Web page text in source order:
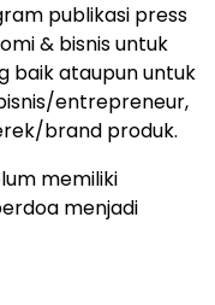
publikasi press
& bisnis untuk
baik ataupun untuk
entrepreneur,
brand produk.
memiliki
menjadi